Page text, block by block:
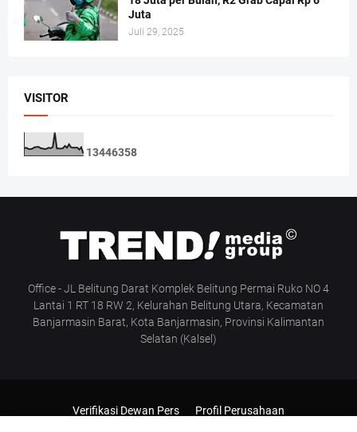
Juta
Juli 29, 2025
VISITOR
13446358
Office - JL Belitung Darat Komplek Belitung Permai Ruko NO 4
Lantai 1 RT 18 RW 2, Kelurahan Belitung Utara, Kecamatan
Banjarmasin Barat, Kota Banjarmasin, Provinsi Kalimantan
Selatan (Kalsel)
Verifikasi Dewan Pers
Profil Perusahaan